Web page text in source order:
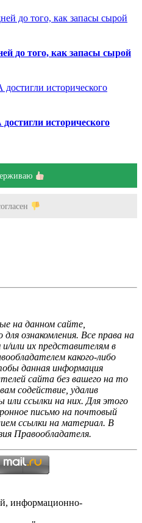
до того, как запасы сырой
исторического
на данном сайте,
ознакомления. Все права на
или их представителям в
какого-либо
данная информация
сайта без вашего на то
содействие, удалив
ссылки на них. Для этого
письмо на почтовый
ссылки на материал. В
Правообладателя.
информационно-